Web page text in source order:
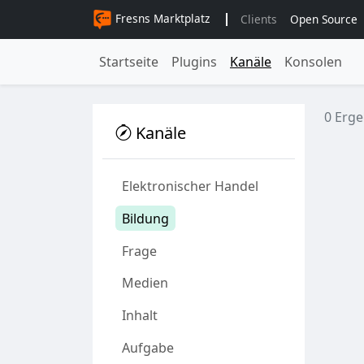
Fresns Marktplatz Clients Open Source
Startseite Plugins Kanäle Konsolen
Kanäle
Elektronischer Handel
Bildung
Frage
Medien
Inhalt
Aufgabe
0